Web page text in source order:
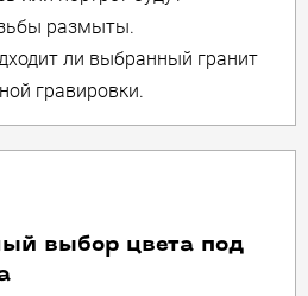
размыты.
ли выбранный гранит
гравировки.
выбор цвета под